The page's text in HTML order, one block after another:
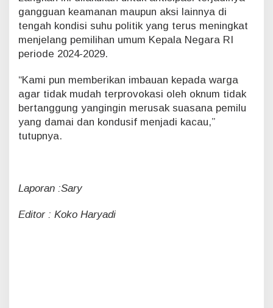
gangguan keamanan maupun aksi lainnya di
tengah kondisi suhu politik yang terus meningkat
menjelang pemilihan umum Kepala Negara RI
periode 2024-2029.
“Kami pun memberikan imbauan kepada warga
agar tidak mudah terprovokasi oleh oknum tidak
bertanggung yangingin merusak suasana pemilu
yang damai dan kondusif menjadi kacau,”
tutupnya.
Laporan :Sary
Editor : Koko Haryadi